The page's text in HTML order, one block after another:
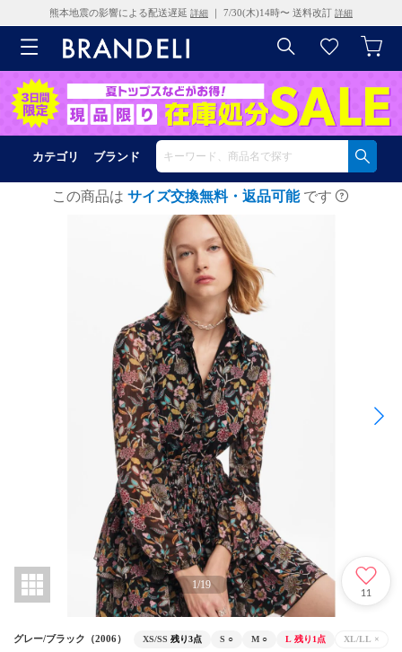
熊本地震の影響による配送遅延 詳細 ｜ 7/30(木)14時〜 送料改訂 詳細
カテゴリ ブランド
この商品は サイズ交換無料・返品可能 です
1/19
11
グレー/ブラック（2006） XS/SS 残り3点 S ○ M ○ L 残り1点 XL/LL ×